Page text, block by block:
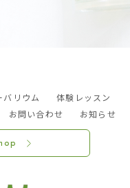
バリウム
体験レッスン
お問い合わせ お知らせ